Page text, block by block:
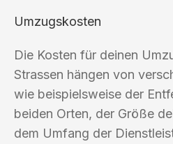
Umzugskosten
Die Kosten für deinen
Strassen hängen von
wie beispielsweise der
beiden Orten, der Größe
dem Umfang der